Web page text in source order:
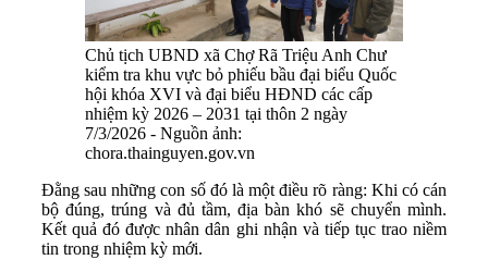
Chủ tịch UBND xã Chợ Rã Triệu Anh Chư
kiểm tra khu vực bỏ phiếu bầu đại biểu Quốc
hội khóa XVI và đại biểu HĐND các cấp
nhiệm kỳ 2026 – 2031 tại thôn 2 ngày
7/3/2026 - Nguồn ảnh:
chora.thainguyen.gov.vn
Đằng sau những con số đó là một điều rõ ràng: Khi có cán
bộ đúng, trúng và đủ tầm, địa bàn khó sẽ chuyển mình.
Kết quả đó được nhân dân ghi nhận và tiếp tục trao niềm
tin trong nhiệm kỳ mới.